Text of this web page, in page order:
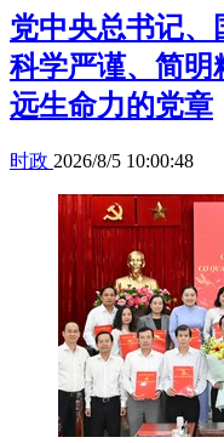
党中央总书记
科学严谨、简明
远生命力的党章
时政 2026/8/5 10:00:48